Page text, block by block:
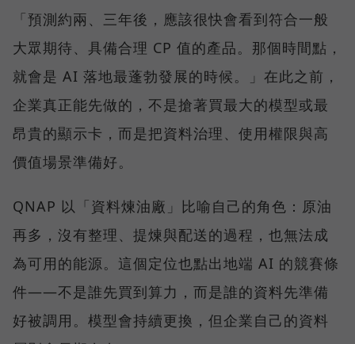
「預測約兩、三年後，應該很快會看到符合一般
大眾期待、具備合理 CP 值的產品。那個時間點，
就會是 AI 落地最蓬勃發展的時候。」在此之前，
企業真正能先做的，不是搶著買最大的模型或最
昂貴的顯示卡，而是把資料治理、使用權限與高
價值場景準備好。
QNAP 以「資料煉油廠」比喻自己的角色：原油
再多，沒有整理、提煉與配送的過程，也無法成
為可用的能源。這個定位也點出地端 AI 的競賽條
件——不是誰先買到算力，而是誰的資料先準備
好被調用。模型會持續更換，但企業自己的資料